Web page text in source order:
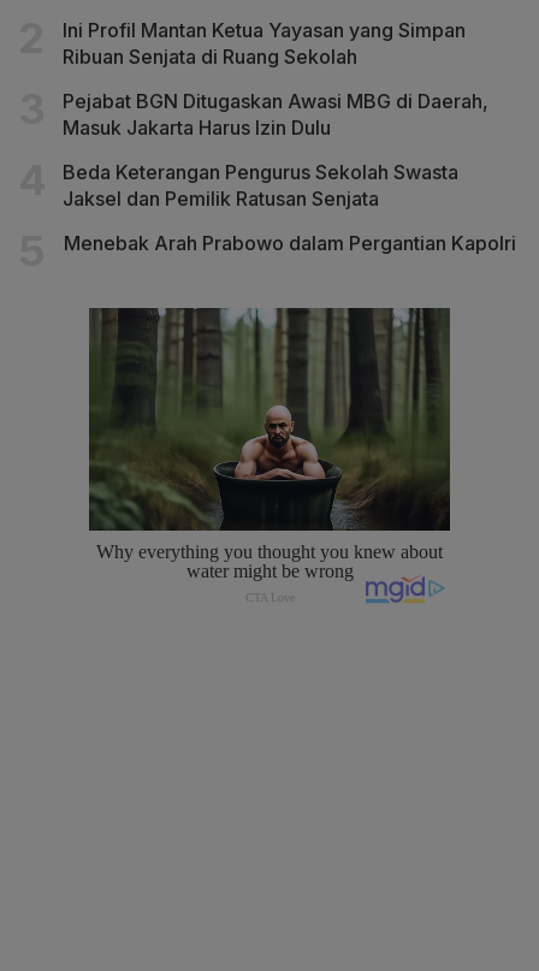
Ini Profil Mantan Ketua Yayasan yang Simpan
Ribuan Senjata di Ruang Sekolah
Pejabat BGN Ditugaskan Awasi MBG di Daerah,
Masuk Jakarta Harus Izin Dulu
Beda Keterangan Pengurus Sekolah Swasta
Jaksel dan Pemilik Ratusan Senjata
Menebak Arah Prabowo dalam Pergantian Kapolri